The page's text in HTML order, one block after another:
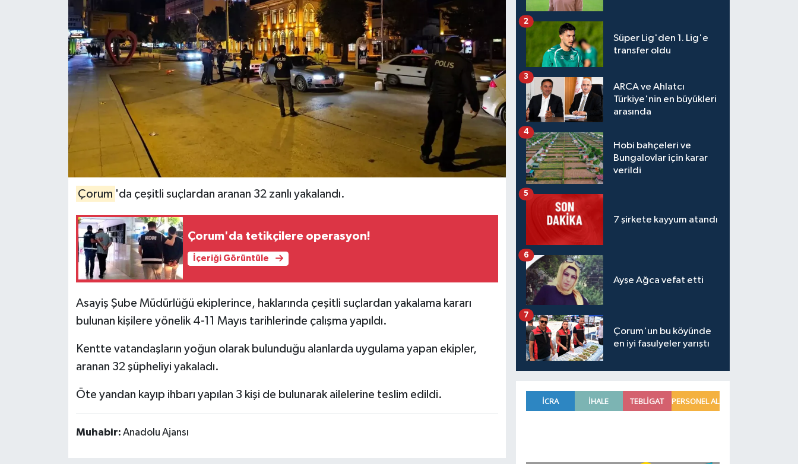
Çorum 'da çeşitli suçlardan aranan 32 zanlı yakalandı.
Çorum'da tetikçilere operasyon!
İçeriği Görüntüle
Asayiş Şube Müdürlüğü ekiplerince, haklarında çeşitli suçlardan yakalama kararı
bulunan kişilere yönelik 4-11 Mayıs tarihlerinde çalışma yapıldı.
Kentte vatandaşların yoğun olarak bulunduğu alanlarda uygulama yapan ekipler,
aranan 32 şüpheliyi yakaladı.
Öte yandan kayıp ihbarı yapılan 3 kişi de bulunarak ailelerine teslim edildi.
Muhabir: Anadolu Ajansı
Süper Lig'den 1. Lig'e
transfer oldu
2
ARCA ve Ahlatcı
Türkiye'nin en büyükleri
arasında
3
Hobi bahçeleri ve
Bungalovlar için karar
verildi
4
7 şirkete kayyum atandı
5
Ayşe Ağca vefat etti
6
Çorum'un bu köyünde
en iyi fasulyeler yarıştı
7
İLÇELER
OTOPARK
TEKNOLOJİ